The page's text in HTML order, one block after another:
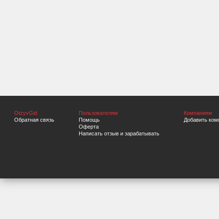
OtzyvGid
Обратная связь
Пользователям
Помощь
Оферта
Написать отзыв и зарабатывать
Компаниям
Добавить